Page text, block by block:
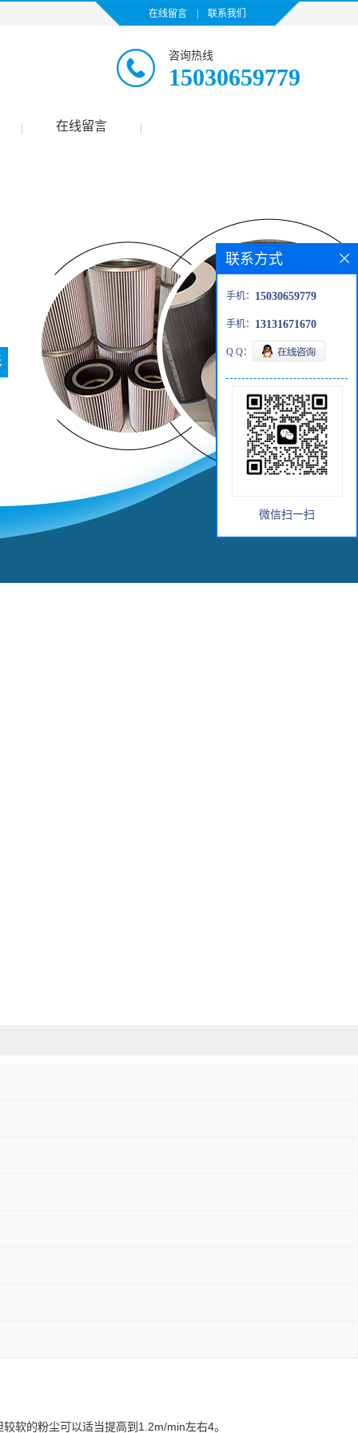
在线留言 联系我们
咨询热线
15030659779
在线留言
软的粉尘可以适当提高到1.2m/min左右4。
联系方式
手机： 15030659779
手机： 13131671670
Q Q：
微信扫一扫